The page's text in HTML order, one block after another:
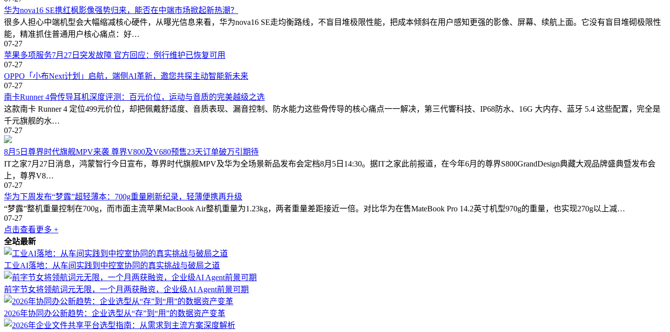
华为nova16 SE携红枫影像强势归来，能否在中端市场掀起新热潮？
很多人担心中端机型会大幅缩减核心硬件，从曝光信息来看，华为nova16 SE走均衡路线，不盲目堆极限性能，把成本倾斜在用户感知更强的影像、屏幕、续航上面。它没有盲目堆砌极限性
能，精准抓住普通用户核心痛点：好…
07-27
苹果多项服务7月27日突发故障 官方回应：例行维护已恢复可用
07-27
OPPO「小布Next计划」启航，端侧AI革新，邀您共探主动智能新未来
07-27
南卡Runner 4骨传导耳机深度评测：百元价位，运动与音质的完美越级之选
这款南卡 Runner 4 定位499元价位，却把佩戴舒适度、音质表现、漏音控制、防水能力这些骨传导的核心痛点一一解决，第三代響科技、IP68防水、16G 大内存、蓝牙 5.4 这些配置，完全是
千元旗舰的水…
07-27
8月5日尊界时代旗舰MPV来袭 尊界V800及V680预售23天订单破万引期待
IT之家7月27日消息，鸿蒙智行今日宣布，尊界时代旗舰MPV及华为全场景新品发布会定档8月5日14:30。据IT之家此前报道，在今年6月的尊界S800GrandDesign典藏大观品牌盛典暨发布会
上，尊界V8…
07-27
华为下周发布“梦露”超轻薄本：700g重量刷新纪录，轻薄便携再升级
“梦露”整机重量控制在700g，而市面主流苹果MacBook Air整机重量为1.23kg，两者重量差距接近一倍。对比华为在售MateBook Pro 14.2英寸机型970g的重量，也实现270g以上减…
07-27
点击查看更多 +
全站最新
工业AI落地：从车间实践到中控室协同的真实挑战与破局之道
前字节女将领航词元无限，一个月两获融资，企业级AI Agent前景可期
2026年协同办公新趋势：企业选型从“存”到“用”的数据资产变革